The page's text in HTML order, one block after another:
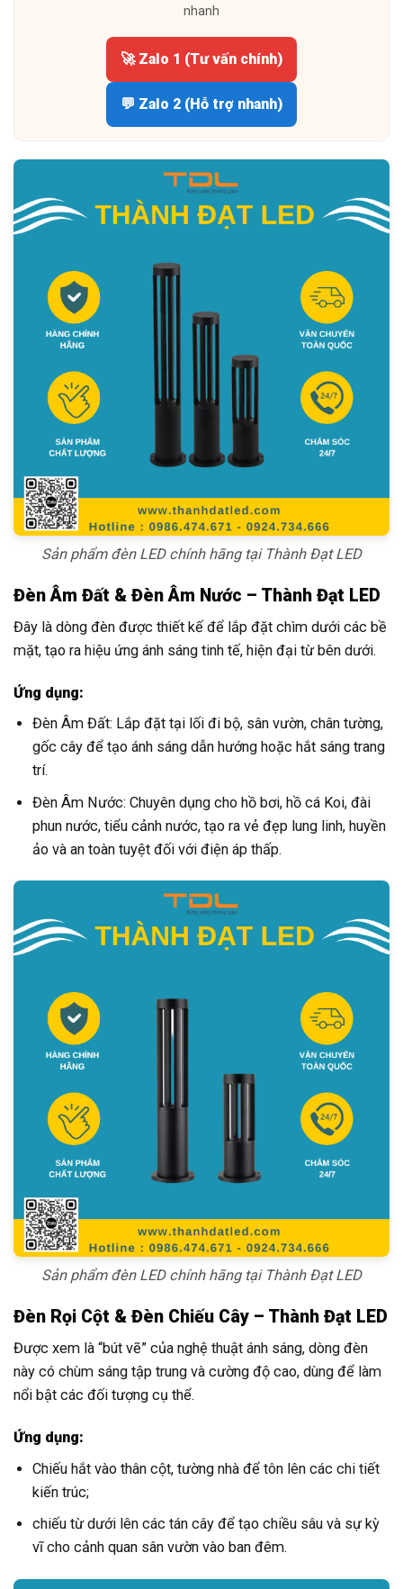
nhanh
🚀 Zalo 1 (Tư vấn chính)
💬 Zalo 2 (Hỗ trợ nhanh)
Sản phẩm đèn LED chính hãng tại Thành Đạt LED
Đèn Âm Đất & Đèn Âm Nước – Thành Đạt LED
Đây là dòng đèn được thiết kế để lắp đặt chìm dưới các bề
mặt, tạo ra hiệu ứng ánh sáng tinh tế, hiện đại từ bên dưới.
Ứng dụng:
Đèn Âm Đất: Lắp đặt tại lối đi bộ, sân vườn, chân tường,
gốc cây để tạo ánh sáng dẫn hướng hoặc hắt sáng trang
trí.
Đèn Âm Nước: Chuyên dụng cho hồ bơi, hồ cá Koi, đài
phun nước, tiểu cảnh nước, tạo ra vẻ đẹp lung linh, huyền
ảo và an toàn tuyệt đối với điện áp thấp.
Sản phẩm đèn LED chính hãng tại Thành Đạt LED
Đèn Rọi Cột & Đèn Chiếu Cây – Thành Đạt LED
Được xem là “bút vẽ” của nghệ thuật ánh sáng, dòng đèn
này có chùm sáng tập trung và cường độ cao, dùng để làm
nổi bật các đối tượng cụ thể.
Ứng dụng:
Chiếu hắt vào thân cột, tường nhà để tôn lên các chi tiết
kiến trúc;
chiếu từ dưới lên các tán cây để tạo chiều sâu và sự kỳ
vĩ cho cảnh quan sân vườn vào ban đêm.